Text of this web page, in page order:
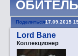
Поделиться17.09.2015
Lord Bane
Коллекционер